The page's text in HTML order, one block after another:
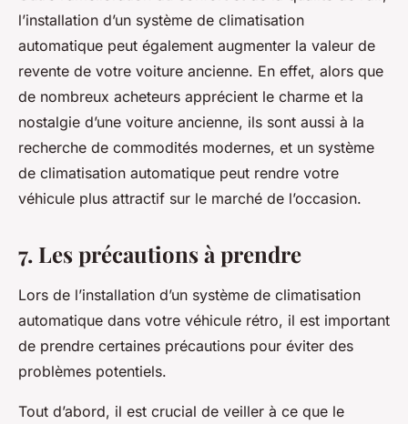
l’installation d’un système de climatisation
automatique peut également augmenter la valeur de
revente de votre voiture ancienne. En effet, alors que
de nombreux acheteurs apprécient le charme et la
nostalgie d’une voiture ancienne, ils sont aussi à la
recherche de commodités modernes, et un système
de climatisation automatique peut rendre votre
véhicule plus attractif sur le marché de l’occasion.
7. Les précautions à prendre
Lors de l’installation d’un système de climatisation
automatique dans votre véhicule rétro, il est important
de prendre certaines précautions pour éviter des
problèmes potentiels.
Tout d’abord, il est crucial de veiller à ce que le